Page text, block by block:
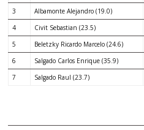
3
Albamonte Alejandro (19.0)
4
Civit Sebastian (23.5)
5
Beletzky Ricardo Marcelo (24.6)
6
Salgado Carlos Enrique (35.9)
7
Salgado Raul (23.7)